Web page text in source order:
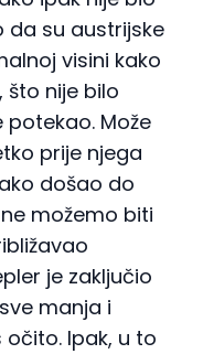
da su austrijske
visini kako
što nije bilo
potekao. Može
prije njega
došao do
možemo biti
je zaključio
manja i
Ipak, u to